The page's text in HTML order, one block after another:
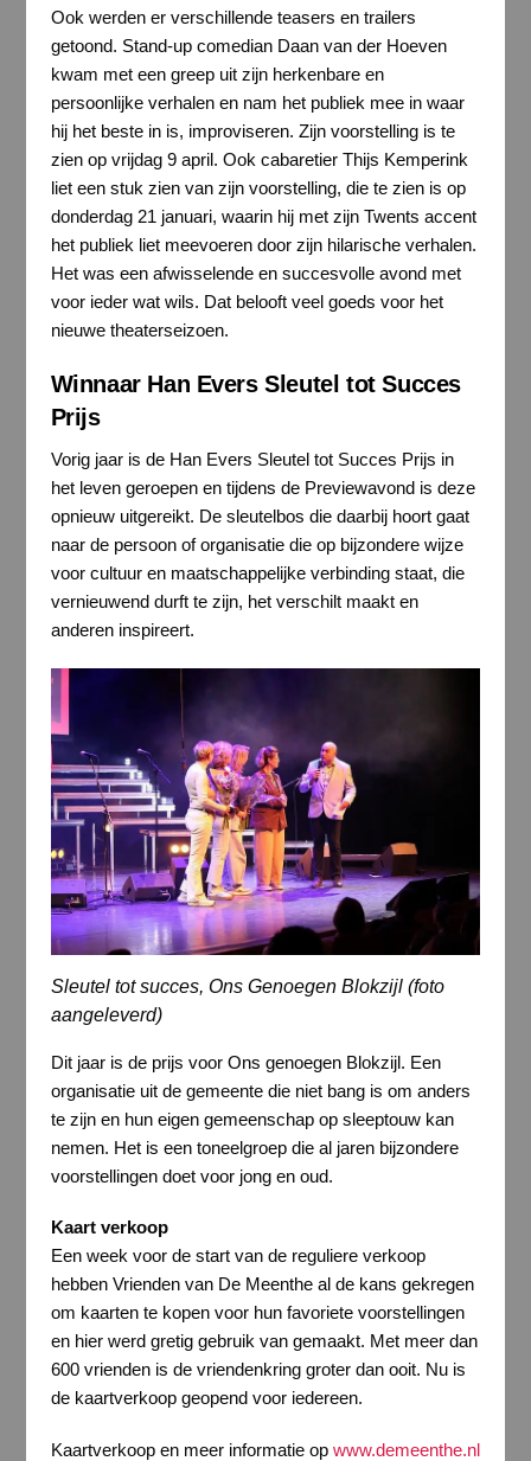
Ook werden er verschillende teasers en trailers
getoond. Stand-up comedian Daan van der Hoeven
kwam met een greep uit zijn herkenbare en
persoonlijke verhalen en nam het publiek mee in waar
hij het beste in is, improviseren. Zijn voorstelling is te
zien op vrijdag 9 april. Ook cabaretier Thijs Kemperink
liet een stuk zien van zijn voorstelling, die te zien is op
donderdag 21 januari, waarin hij met zijn Twents accent
het publiek liet meevoeren door zijn hilarische verhalen.
Het was een afwisselende en succesvolle avond met
voor ieder wat wils. Dat belooft veel goeds voor het
nieuwe theaterseizoen.
Winnaar Han Evers Sleutel tot Succes
Prijs
Vorig jaar is de Han Evers Sleutel tot Succes Prijs in
het leven geroepen en tijdens de Previewavond is deze
opnieuw uitgereikt. De sleutelbos die daarbij hoort gaat
naar de persoon of organisatie die op bijzondere wijze
voor cultuur en maatschappelijke verbinding staat, die
vernieuwend durft te zijn, het verschilt maakt en
anderen inspireert.
Sleutel tot succes, Ons Genoegen Blokzijl (foto
aangeleverd)
Dit jaar is de prijs voor Ons genoegen Blokzijl. Een
organisatie uit de gemeente die niet bang is om anders
te zijn en hun eigen gemeenschap op sleeptouw kan
nemen. Het is een toneelgroep die al jaren bijzondere
voorstellingen doet voor jong en oud.
Kaart verkoop
Een week voor de start van de reguliere verkoop
hebben Vrienden van De Meenthe al de kans gekregen
om kaarten te kopen voor hun favoriete voorstellingen
en hier werd gretig gebruik van gemaakt. Met meer dan
600 vrienden is de vriendenkring groter dan ooit. Nu is
de kaartverkoop geopend voor iedereen.
Kaartverkoop en meer informatie op www.demeenthe.nl